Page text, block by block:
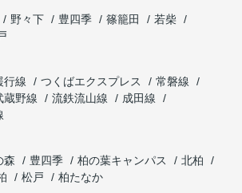
野々下 豊四季 篠籠田
若柴
行線 つくばエクスプレス
常磐線
蔵野線 流鉄流山線
成田線
森 豊四季 柏の葉キャンパス
北柏
松戸 柏たなか